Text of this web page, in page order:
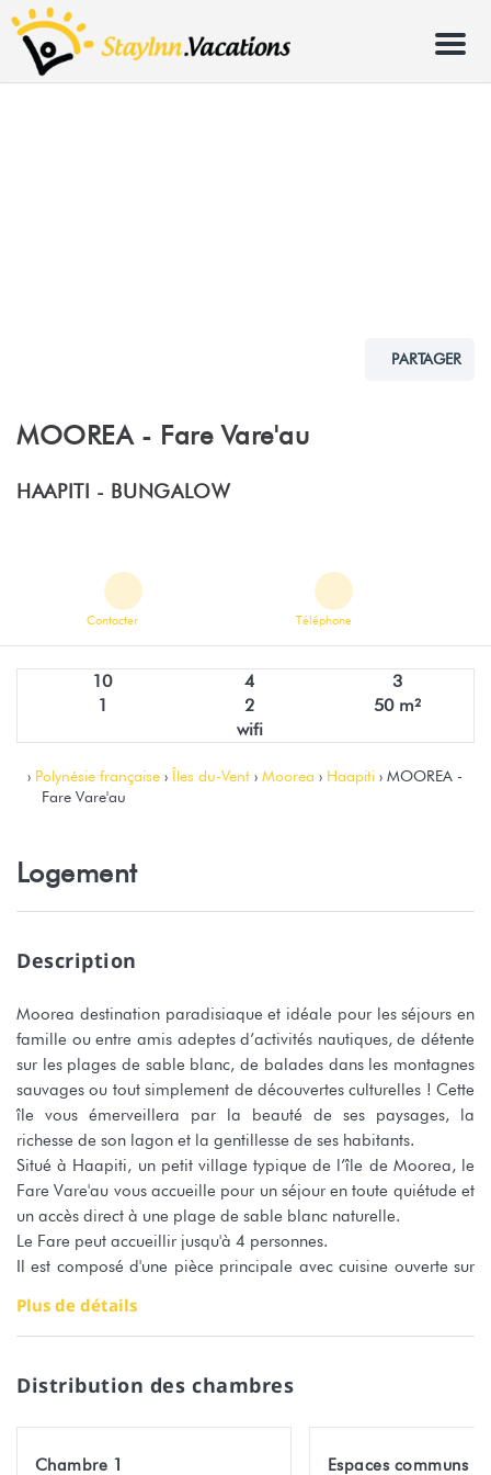
Menu
PARTAGER
MOOREA - Fare Vare'au
HAAPITI - BUNGALOW
Contacter Téléphone
10 4
3
1
2
50 m²
wifi
› Polynésie française › Îles du-Vent › Moorea › Haapiti › MOOREA -
Fare Vare'au
Logement
Description
Moorea destination paradisiaque et idéale pour les séjours en
famille ou entre amis adeptes d’activités nautiques, de détente
sur les plages de sable blanc, de balades dans les montagnes
sauvages ou tout simplement de découvertes culturelles ! Cette
île vous émerveillera par la beauté de ses paysages, la
richesse de son lagon et la gentillesse de ses habitants.
Situé à Haapiti, un petit village typique de l’île de Moorea, le
Fare Vare'au vous accueille pour un séjour en toute quiétude et
un accès direct à une plage de sable blanc naturelle.
Le Fare peut accueillir jusqu'à 4 personnes.
Il est composé d'une pièce principale avec cuisine ouverte sur
penderie et un ventilateur.
La salle d'eau indépendante comprend un lavabo simple
également à votre disposition ainsi qu'un fer à repasser.
nécessaire pour préparer vos repas.
Plus de détails
Distribution des chambres
Chambre 1
Espaces communs